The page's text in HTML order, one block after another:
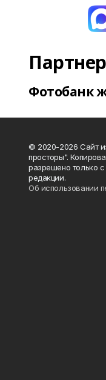
Фотобанк
© 2020-2026 Сайт
просторы".
разрешено только
редакции.
Об использовании